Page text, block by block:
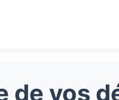
de vos